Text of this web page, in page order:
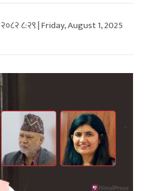
८:२९ | Friday, August 1, 2025